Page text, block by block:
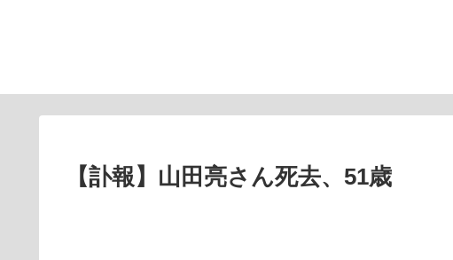
【訃報】山田亮さん死去、51歳